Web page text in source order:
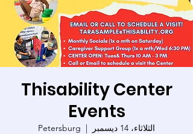
Thisability Center
Events
الثلاثاء، 14 ديسمبر
  |
Petersburg